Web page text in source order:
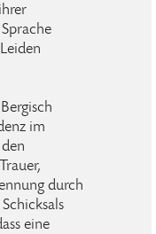
im
durch
eine